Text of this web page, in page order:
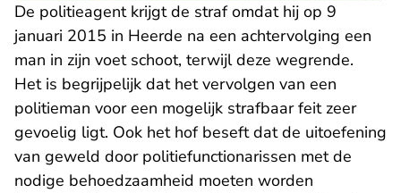
De politieagent krijgt de straf omdat hij op 9
januari 2015 in Heerde na een achtervolging een
man in zijn voet schoot, terwijl deze wegrende.
Het is begrijpelijk dat het vervolgen van een
politieman voor een mogelijk strafbaar feit zeer
gevoelig ligt. Ook het hof beseft dat de uitoefening
van geweld door politiefunctionarissen met de
nodige behoedzaamheid moeten worden